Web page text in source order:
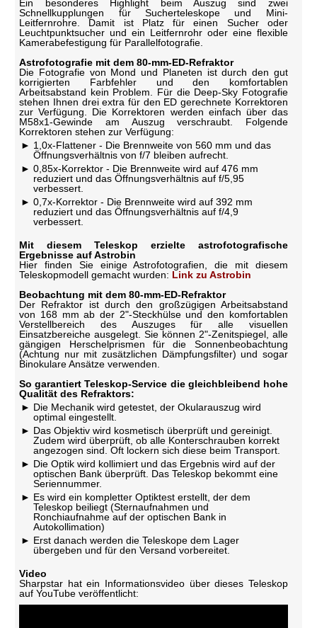
Ein besonderes Highlight beim Auszug sind zwei
Schnellkupplungen für Sucherteleskope und Mini-
Leitfernrohre. Damit ist Platz für einen Sucher oder
Leuchtpunktsucher und ein Leitfernrohr oder eine flexible
Kamerabefestigung für Parallelfotografie.
Astrofotografie mit dem 80-mm-ED-Refraktor
Die Fotografie von Mond und Planeten ist durch den gut
korrigierten Farbfehler und den komfortablen
Arbeitsabstand kein Problem. Für die Deep-Sky Fotografie
stehen Ihnen drei extra für den ED gerechnete Korrektoren
zur Verfügung. Die Korrektoren werden einfach über das
M58x1-Gewinde am Auszug verschraubt. Folgende
Korrektoren stehen zur Verfügung:
1,0x-Flattener - Die Brennweite von 560 mm und das
Öffnungsverhältnis von f/7 bleiben aufrecht.
0,85x-Korrektor - Die Brennweite wird auf 476 mm
reduziert und das Öffnungsverhältnis auf f/5,95
verbessert.
0,7x-Korrektor - Die Brennweite wird auf 392 mm
reduziert und das Öffnungsverhältnis auf f/4,9
verbessert.
Mit diesem Teleskop erzielte astrofotografische
Ergebnisse auf Astrobin
Hier finden Sie einige Astrofotografien, die mit diesem
Teleskopmodell gemacht wurden: Link zu Astrobin
Beobachtung mit dem 80-mm-ED-Refraktor
Der Refraktor ist durch den großzügigen Arbeitsabstand
von 168 mm ab der 2"-Steckhülse und den komfortablen
Verstellbereich des Auszuges für alle visuellen
Einsatzbereiche ausgelegt. Sie können 2"-Zenitspiegel, alle
gängigen Herschelprismen für die Sonnenbeobachtung
(Achtung nur mit zusätzlichen Dämpfungsfilter) und sogar
Binokulare Ansätze verwenden.
So garantiert Teleskop-Service die gleichbleibend hohe
Qualität des Refraktors:
Die Mechanik wird getestet, der Okularauszug wird
optimal eingestellt.
Das Objektiv wird kosmetisch überprüft und gereinigt.
Zudem wird überprüft, ob alle Konterschrauben korrekt
angezogen sind. Oft lockern sich diese beim Transport.
Die Optik wird kollimiert und das Ergebnis wird auf der
optischen Bank überprüft. Das Teleskop bekommt eine
Seriennummer.
Es wird ein kompletter Optiktest erstellt, der dem
Teleskop beiliegt (Sternaufnahmen und
Ronchiaufnahme auf der optischen Bank in
Autokollimation)
Erst danach werden die Teleskope dem Lager
übergeben und für den Versand vorbereitet.
Video
Sharpstar hat ein Informationsvideo über dieses Teleskop
auf YouTube veröffentlicht: